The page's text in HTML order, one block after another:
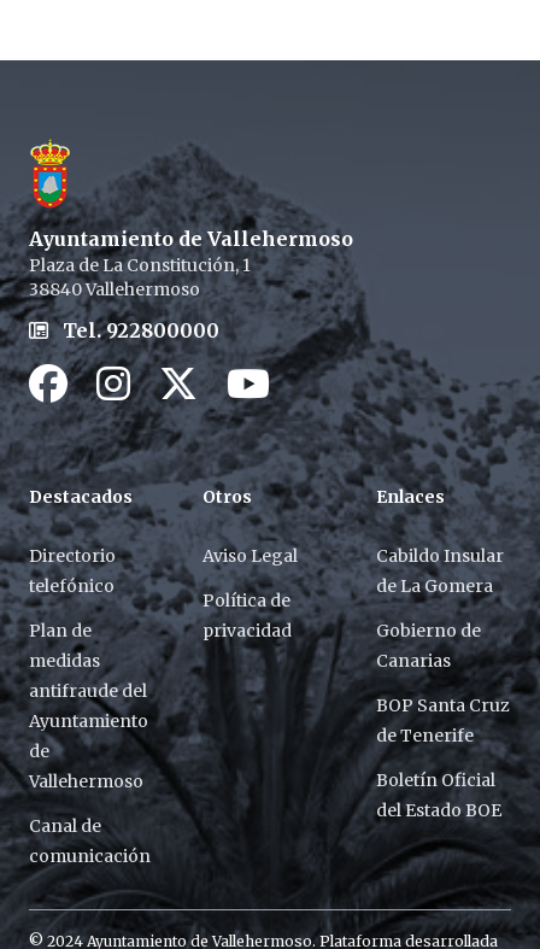
Ayuntamiento de Vallehermoso
Plaza de La Constitución, 1
38840 Vallehermoso
Tel. 922800000
FacebookInstagramTwitter / XYoutube / X
Destacados
Directorio
telefónico
Plan de
medidas
antifraude del
Ayuntamiento
de
Vallehermoso
Canal de
comunicación
Otros
Aviso Legal
Política de
privacidad
Enlaces
Cabildo Insular
de La Gomera
Gobierno de
Canarias
BOP Santa Cruz
de Tenerife
Boletín Oficial
del Estado BOE
© 2024 Ayuntamiento de Vallehermoso. Plataforma desarrollada